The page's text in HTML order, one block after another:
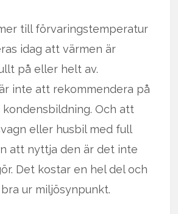
till förvaringstemperatur
idag att värmen är
på eller helt av.
inte att rekommendera på
kondensbildning. Och att
eller husbil med full
att nyttja den är det inte
Det kostar en hel del och
ur miljösynpunkt.